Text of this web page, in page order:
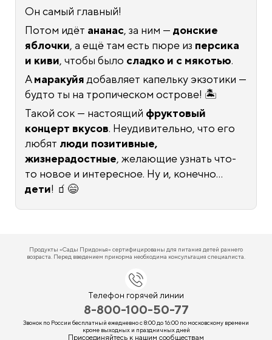
Он самый главный!
Потом идёт ананас, за ним — донские
яблочки, а ещё там есть пюре из персика
и киви, чтобы было сладко и с мякотью.
Амаракуйя добавляет капельку экзотики —
будто ты на тропическом острове! 🏝️
Такой сок — настоящий фруктовый
концерт вкусов. Неудивительно, что его
любят люди позитивные,
жизнерадостные, желающие узнать что-
то новое и интересное. Ну и, конечно...
дети! 🧃😄
Продукты «Сады Придонья» сертифицированы для питания детей раннего
возраста. Перед введением прикорма необходима консультация специалиста.
Телефон горячей линии
8-800-100-50-77
Звонок по России бесплатный ежедневнос 8:00 до 16:00 по московскому времени
кроме выходных и праздничных дней
Присоединяйтесь к нашим сообществам